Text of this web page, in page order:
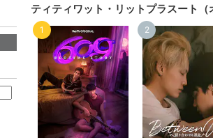
ティティワット・リットプラスート
1 2